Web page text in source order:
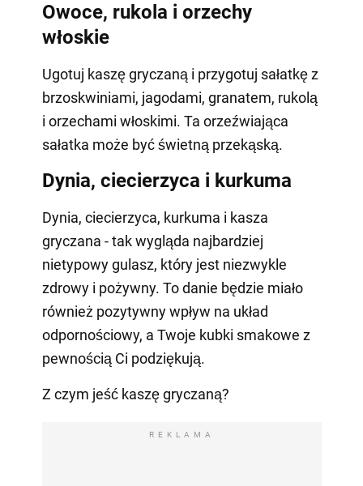
Owoce, rukola i orzechy
włoskie
Ugotuj kaszę gryczaną i przygotuj sałatkę z
brzoskwiniami, jagodami, granatem, rukolą
i orzechami włoskimi. Ta orzeźwiająca
sałatka może być świetną przekąską.
Dynia, ciecierzyca i kurkuma
Dynia, ciecierzyca, kurkuma i kasza
gryczana - tak wygląda najbardziej
nietypowy gulasz, który jest niezwykle
zdrowy i pożywny. To danie będzie miało
również pozytywny wpływ na układ
odpornościowy, a Twoje kubki smakowe z
pewnością Ci podziękują.
Z czym jeść kaszę gryczaną?
REKLAMA